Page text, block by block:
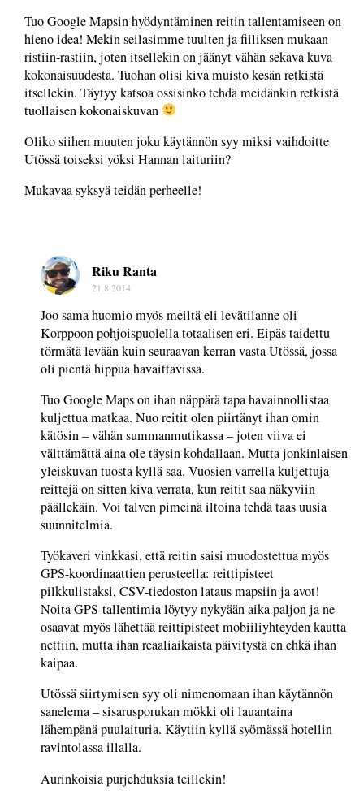
Tuo Google Mapsin hyödyntäminen reitin tallentamiseen on
hieno idea! Mekin seilasimme tuulten ja fiiliksen mukaan
ristiin-rastiin, joten itsellekin on jäänyt vähän sekava kuva
kokonaisuudesta. Tuohan olisi kiva muisto kesän retkistä
itsellekin. Täytyy katsoa ossisinko tehdä meidänkin retkistä
tuollaisen kokonaiskuvan
Oliko siihen muuten joku käytännön syy miksi vaihdoitte
Utössä toiseksi yöksi Hannan laituriin?
Mukavaa syksyä teidän perheelle!
Riku Ranta
21.8.2014
Joo sama huomio myös meiltä eli levätilanne oli
Korppoon pohjoispuolella totaalisen eri. Eipäs taidettu
törmätä levään kuin seuraavan kerran vasta Utössä, jossa
oli pientä hippua havaittavissa.
Tuo Google Maps on ihan näppärä tapa havainnollistaa
kuljettua matkaa. Nuo reitit olen piirtänyt ihan omin
kätösin – vähän summanmutikassa – joten viiva ei
välttämättä aina ole täysin kohdallaan. Mutta jonkinlaisen
yleiskuvan tuosta kyllä saa. Vuosien varrella kuljettuja
reittejä on sitten kiva verrata, kun reitit saa näkyviin
päällekäin. Voi talven pimeinä iltoina tehdä taas uusia
suunnitelmia.
Työkaveri vinkkasi, että reitin saisi muodostettua myös
GPS-koordinaattien perusteella: reittipisteet
pilkkulistaksi, CSV-tiedoston lataus mapsiin ja avot!
Noita GPS-tallentimia löytyy nykyään aika paljon ja ne
osaavat myös lähettää reittipisteet mobiiliyhteyden kautta
nettiin, mutta ihan reaaliaikaista päivitystä en ehkä ihan
kaipaa.
Utössä siirtymisen syy oli nimenomaan ihan käytännön
sanelema – sisarusporukan mökki oli lauantaina
lähempänä puulaituria. Käytiin kyllä syömässä hotellin
ravintolassa illalla.
Aurinkoisia purjehduksia teillekin!